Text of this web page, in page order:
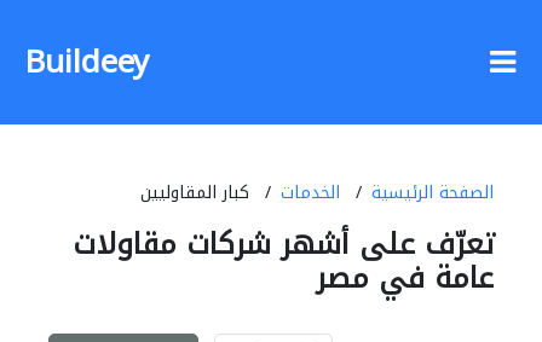
Buildeey
الصفحة الرئيسية الخدمات كبار المقاوليين
تعرّف على أشهر شركات مقاولات
عامة في مصر